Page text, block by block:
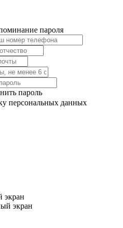
пароля
пароль
персональных данных
экран